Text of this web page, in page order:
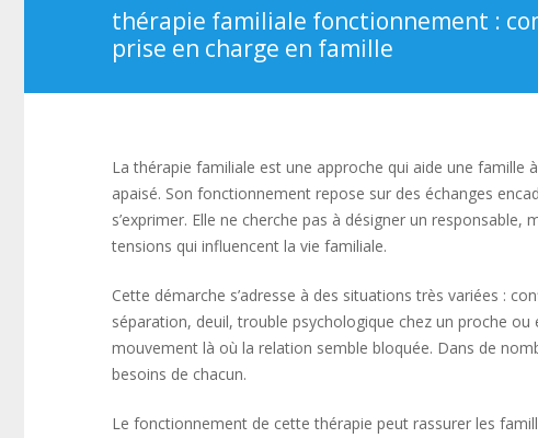
thérapie familiale fonctionnement :
prise en charge en famille
La thérapie familiale est une approche qui aide une
apaisé. Son fonctionnement repose sur des échanges
s’exprimer. Elle ne cherche pas à désigner un
tensions qui influencent la vie familiale.
Cette démarche s’adresse à des situations très variées :
séparation, deuil, trouble psychologique chez un proche
mouvement là où la relation semble bloquée. Dans de
besoins de chacun.
Le fonctionnement de cette thérapie peut rassurer les